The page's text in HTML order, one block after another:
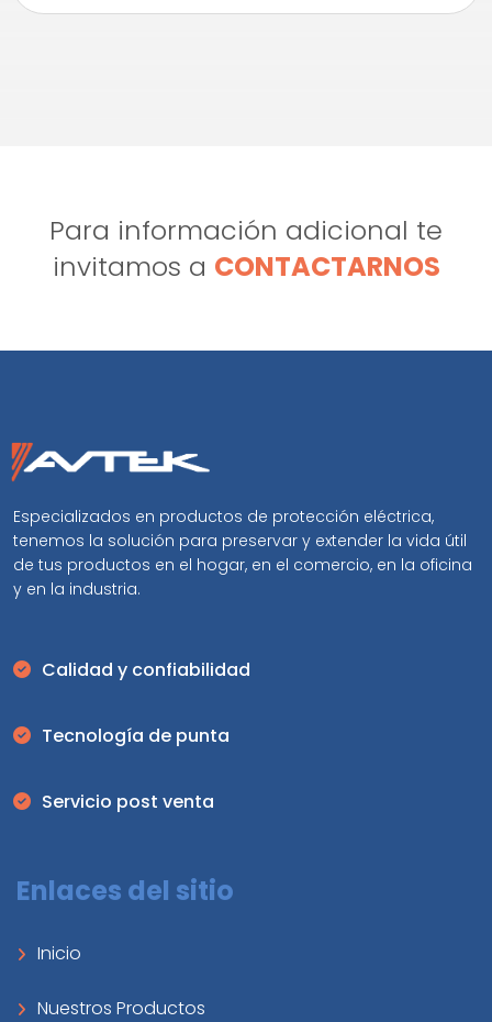
Para información adicional te
invitamos a CONTACTARNOS
Especializados en productos de protección eléctrica,
tenemos la solución para preservar y extender la vida útil
de tus productos en el hogar, en el comercio, en la oficina
y en la industria.
Calidad y confiabilidad
Tecnología de punta
Servicio post venta
Enlaces del sitio
Inicio
Nuestros Productos